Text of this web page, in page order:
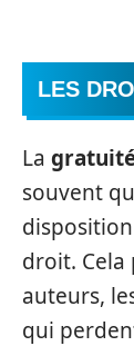
LES
La
souvent
droit.
auteurs,
qui